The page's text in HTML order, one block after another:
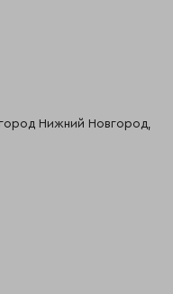
Нижний Новгород,